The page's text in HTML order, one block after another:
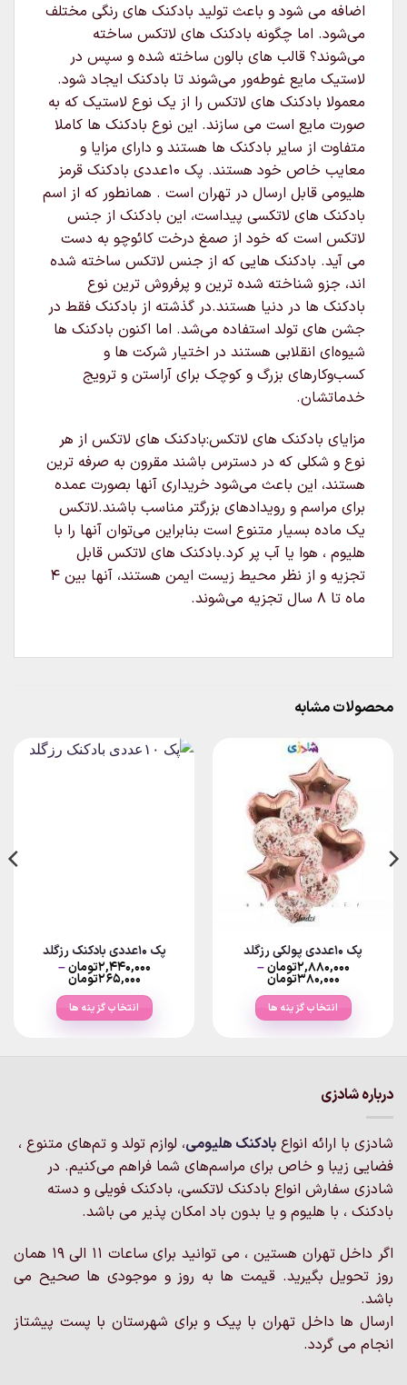
اضافه می شود و باعث تولید بادکنک های رنگی مختلف
می‌شود. اما چگونه بادکنک های لاتکس ساخته
می‌شوند؟ قالب های بالون ساخته شده و سپس در
لاستیک مایع غوطه‌ور می‌شوند تا بادکنک ایجاد شود.
معمولا بادکنک های لاتکس را از یک نوع لاستیک که به
صورت مایع است می سازند. این نوع بادکنک ها کاملا
متفاوت از سایر بادکنک ها هستند و دارای مزایا و
معایب خاص خود هستند. پک ۱۰عددی بادکنک قرمز
هلیومی قابل ارسال در تهران است . همانطور که از اسم
بادکنک های لاتکسی پیداست، این بادکنک از جنس
لاتکس است که خود از صمغ درخت کائوچو به دست
می آید. بادکنک هایی که از جنس لاتکس ساخته شده
اند، جزو شناخته شده ترین و پرفروش ترین نوع
بادکنک ها در دنیا هستند.در گذشته از بادکنک فقط در
جشن های تولد استفاده می‌شد. اما اکنون بادکنک ها
شیوه‌ای انقلابی هستند در اختیار شرکت ها و
کسب‌وکارهای بزرگ و کوچک برای آراستن و ترویج
خدماتشان.
مزایای بادکنک های لاتکس:بادکنک های لاتکس از هر
نوع و شکلی که در دسترس باشند مقرون به صرفه ترین
هستند، این باعث می‌شود خریداری آنها بصورت عمده
برای مراسم و رویدادهای بزرگتر مناسب باشند.لاتکس
یک ماده بسیار متنوع است بنابراین می‌توان آنها را با
هلیوم ، هوا یا آب پر کرد.بادکنک های لاتکس قابل
تجزیه و از نظر محیط زیست ایمن هستند، آنها بین ۴
ماه تا ۸ سال تجزیه می‌شوند.
محصولات مشابه
پک ۱۰عددی پولکی رزگلد
۲,۸۸۰,۰۰۰تومان–
۳۸۰,۰۰۰تومانPrice
range:
through
۲,۸۸۰,۰۰۰تومان
انتخاب گزینه ها
باشد.
گزینه
ها
ممکن
است
صفحه
محصول
شوند
پک ۱۰عددی بادکنک رزگلد
۲,۴۴۰,۰۰۰تومان–
۲۶۵,۰۰۰تومانPrice
range:
through
۲,۴۴۰,۰۰۰تومان
انتخاب گزینه ها
باشد.
گزینه
ممکن
است
صفحه
محصول
شوند
درباره شادزی
شادزی با ارائه انواع بادکنک‌ هلیومی، لوازم تولد و تم‌های متنوع ،
فضایی زیبا و خاص برای مراسم‌های شما فراهم می‌کنیم. در
شادزی سفارش انواع بادکنک لاتکسی، بادکنک فویلی و دسته
بادکنک ، با هلیوم و یا بدون باد امکان پذیر می باشد.
اگر داخل تهران هستین ، می توانید برای ساعات 11 الی 19 همان
روز تحویل بگیرید. قیمت ها به روز و موجودی ها صحیح می
باشد.
ارسال ها داخل تهران با پیک و برای شهرستان با پست پیشتاز
انجام می گردد.